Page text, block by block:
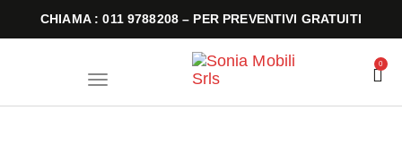
CHIAMA : 011 9788208 – PER PREVENTIVI GRATUITI
T
g
0